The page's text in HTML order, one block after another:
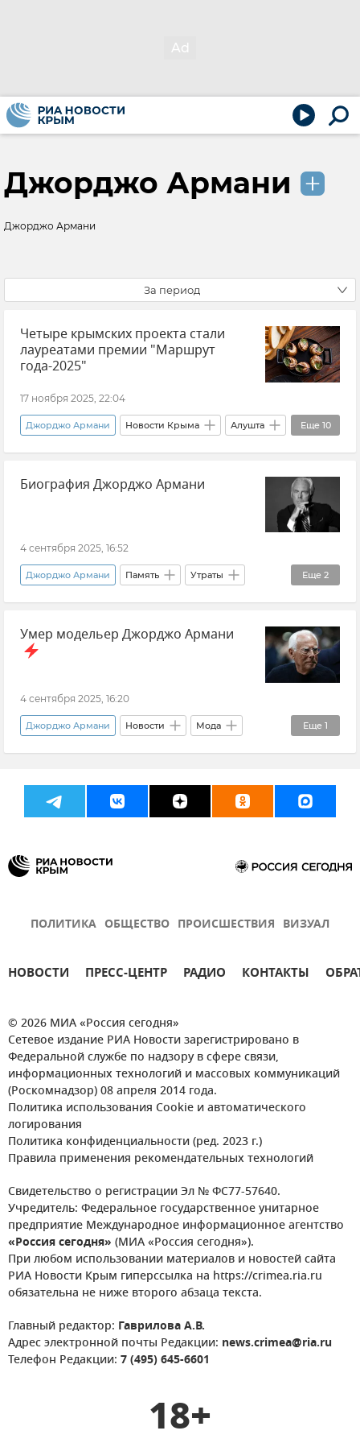
Джорджо Армани
Джорджо Армани
За период
Четыре крымских проекта стали
лауреатами премии "Маршрут
года-2025"
17 ноября 2025, 22:04
Еще 10
Джорджо Армани Новости Крыма Алушта
Симферополь Коктебель Феодосия
Бахчисарайский район Крым
Отдых в Крыму
Биография Джорджо Армани
4 сентября 2025, 16:52
Еще 2
Джорджо Армани Память Утраты
Мода Биография
Умер модельер Джорджо Армани
4 сентября 2025, 16:20
Еще 1
Джорджо Армани Новости Мода
Утраты
ПОЛИТИКА ОБЩЕСТВО ПРОИСШЕСТВИЯ ВИЗУАЛ
НОВОСТИ ПРЕСС-ЦЕНТР РАДИО КОНТАКТЫ
© 2026 МИА «Россия сегодня»
Сетевое издание РИА Новости зарегистрировано в
Федеральной службе по надзору в сфере связи,
информационных технологий и массовых коммуникаций
(Роскомнадзор) 08 апреля 2014 года.
Политика использования Cookie и автоматического
логирования
Политика конфиденциальности (ред. 2023 г.)
Правила применения рекомендательных технологий
Свидетельство о регистрации Эл № ФС77-57640.
Учредитель: Федеральное государственное унитарное
предприятие Международное информационное агентство
«Россия сегодня» (МИА «Россия сегодня»).
При любом использовании материалов и новостей сайта
РИА Новости Крым гиперссылка на https://crimea.ria.ru
обязательна не ниже второго абзаца текста.
Главный редактор: Гаврилова А.В.
Адрес электронной почты Редакции: news.crimea@ria.ru
Телефон Редакции: 7 (495) 645-6601
18+